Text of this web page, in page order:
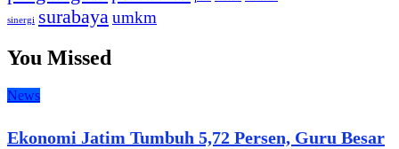
sinergi surabayaumkm
You Missed
News
Ekonomi Jatim Tumbuh 5,72 Persen, Guru Besar